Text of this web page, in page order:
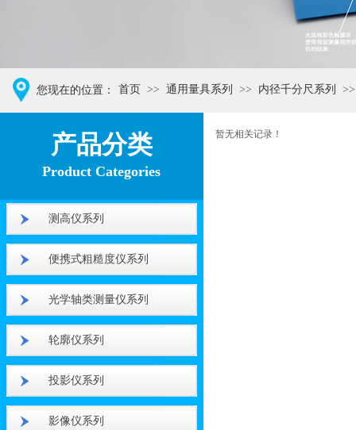
您现在的位置： 首页 >> 通用量具系列 >> 内径千分尺系列 >>
产品分类
Product Categories
XXX仪器品牌 暂无相关记录！
测高仪系列
便携式粗糙度仪系列
光学轴类测量仪系列
轮廓仪系列
投影仪系列
影像仪系列